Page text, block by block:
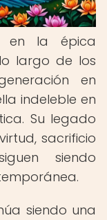
en la épica
largo de los
en
indeleble en
Su legado
sacrificio
siendo
siendo una